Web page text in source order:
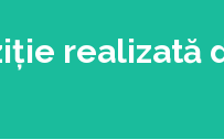
realizată